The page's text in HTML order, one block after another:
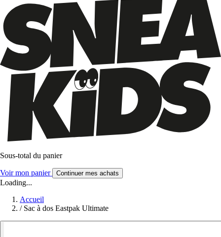
Sous-total du panier
Voir mon panier Continuer mes achats
Loading...
Accueil
/ Sac à dos Eastpak Ultimate